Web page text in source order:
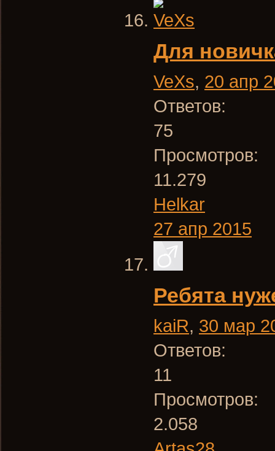
Для
VeXs, 20 апр
Ответов:
75
Просмотров:
11.279
Helkar
27 апр 2015
Ребята
kaiR, 30 мар
Ответов:
11
Просмотров:
2.058